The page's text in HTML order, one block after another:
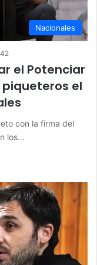
Nacionales
42
el Potenciar
el
con la firma del
los…